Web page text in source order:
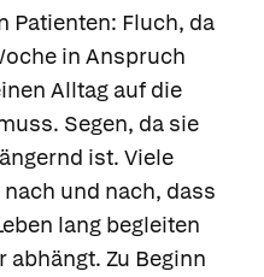
Patienten: Fluch, da
in Anspruch
Alltag auf die
Segen, da sie
ist. Viele
und nach, dass
lang begleiten
abhängt. Zu Beginn